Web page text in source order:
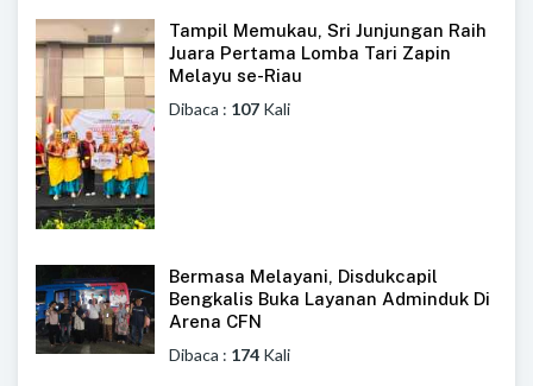
Tampil Memukau, Sri Junjungan Raih
Juara Pertama Lomba Tari Zapin
Melayu se-Riau
Dibaca : 107 Kali
Bermasa Melayani, Disdukcapil
Bengkalis Buka Layanan Adminduk Di
Arena CFN
Dibaca : 174 Kali